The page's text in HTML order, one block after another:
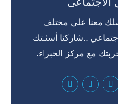
معنا على مختلف
..شاركنا أسئلتك
مع مركز الخبراء.